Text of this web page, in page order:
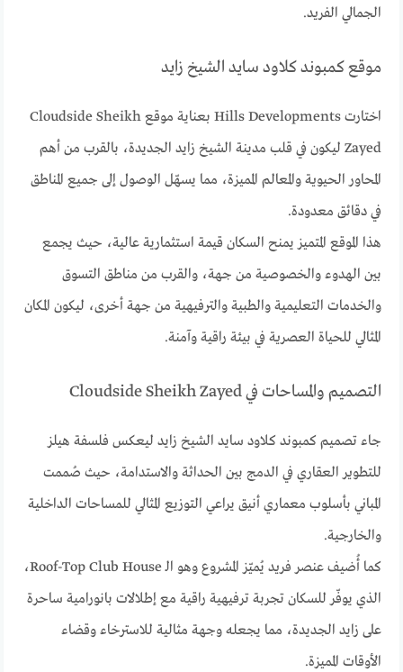
الجمالي الفريد.
موقع كمبوند كلاود سايد الشيخ زايد
اختارت Hills Developments بعناية موقع Cloudside Sheikh
Zayed ليكون في قلب مدينة الشيخ زايد الجديدة، بالقرب من أهم
المحاور الحيوية والمعالم المميزة، مما يسهّل الوصول إلى جميع المناطق
في دقائق معدودة.
هذا الموقع المتميز يمنح السكان قيمة استثمارية عالية، حيث يجمع
بين الهدوء والخصوصية من جهة، والقرب من مناطق التسوق
والخدمات التعليمية والطبية والترفيهية من جهة أخرى، ليكون المكان
المثالي للحياة العصرية في بيئة راقية وآمنة.
التصميم والمساحات في Cloudside Sheikh Zayed
جاء تصميم كمبوند كلاود سايد الشيخ زايد ليعكس فلسفة هيلز
للتطوير العقاري في الدمج بين الحداثة والاستدامة، حيث صُممت
المباني بأسلوب معماري أنيق يراعي التوزيع المثالي للمساحات الداخلية
والخارجية.
كما أُضيف عنصر فريد يُميّز المشروع وهو الـ Roof-Top Club House،
الذي يوفّر للسكان تجربة ترفيهية راقية مع إطلالات بانورامية ساحرة
على زايد الجديدة، مما يجعله وجهة مثالية للاسترخاء وقضاء
الأوقات المميزة.